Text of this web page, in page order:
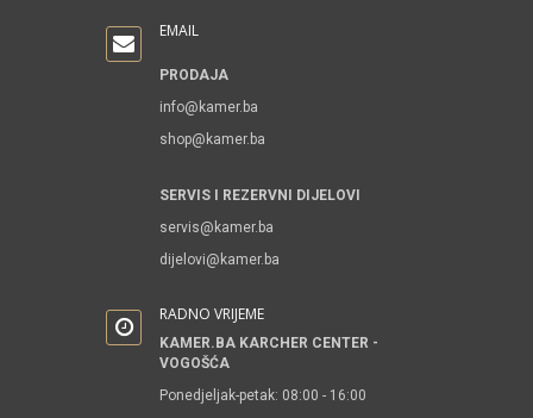
EMAIL
PRODAJA
info@kamer.ba
shop@kamer.ba
SERVIS I REZERVNI DIJELOVI
servis@kamer.ba
dijelovi@kamer.ba
RADNO VRIJEME
KAMER.BA KARCHER CENTER -
VOGOŠĆA
Ponedjeljak-petak: 08:00 - 16:00